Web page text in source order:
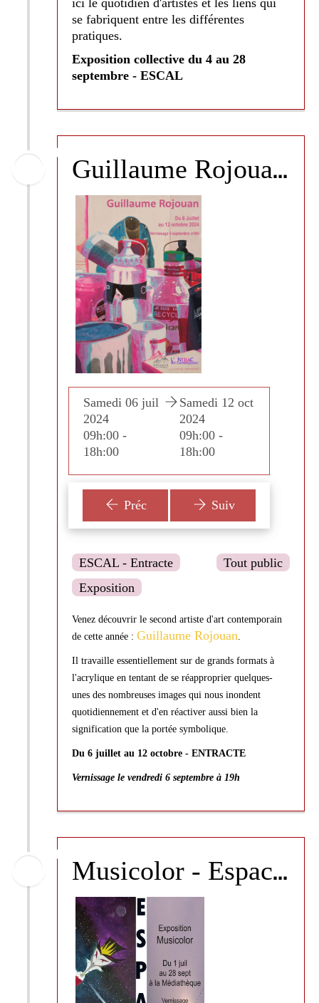
se fabriquent entre les différentes
pratiques.
Exposition collective du 4 au 28
septembre - ESCAL
G
uillaume Rojouan
Samedi 06 juil
2024
09h:00 -
18h:00
Samedi 12 oct
2024
09h:00 -
18h:00
Préc Suiv
ESCAL - Entracte
Tout public
Exposition
Venez découvrir le second artiste d'art contemporain
de cette année : Guillaume Rojouan
Il travaille essentiellement sur de grands formats à
l'acrylique en tentant de se réapproprier quelques-
unes des nombreuses images qui nous inondent
quotidiennement et d'en réactiver aussi bien la
signification que la portée symbolique.
Du 6 juillet au 12 octobre - ENTRACTE
Vernissage le vendredi 6 septembre à 19h
M
usicolor - Espace